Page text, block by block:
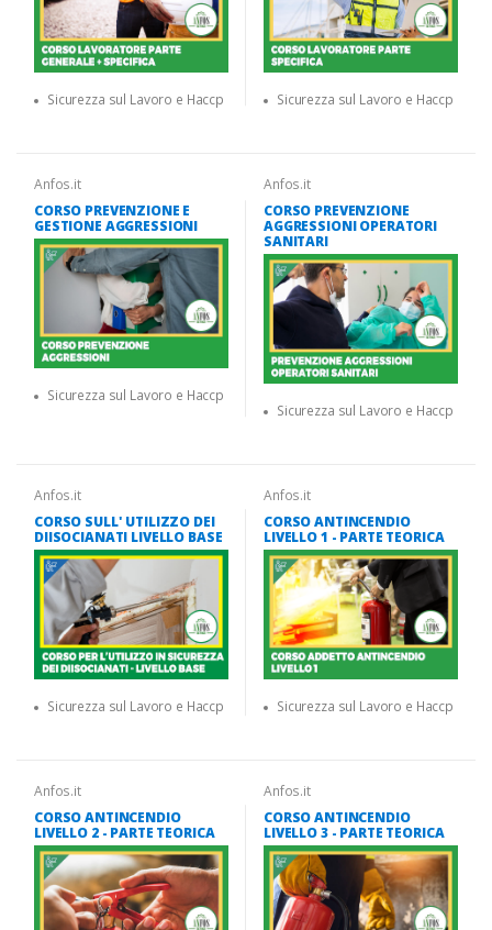
Sicurezza sul Lavoro e Haccp Sicurezza sul Lavoro e Haccp
Anfos.it
CORSO PREVENZIONE E
GESTIONE AGGRESSIONI
Sicurezza sul Lavoro e Haccp
Anfos.it
CORSO PREVENZIONE
AGGRESSIONI OPERATORI
SANITARI
Sicurezza sul Lavoro e Haccp
Anfos.it
CORSO SULL' UTILIZZO DEI
DIISOCIANATI LIVELLO BASE
Sicurezza sul Lavoro e Haccp
Anfos.it
CORSO ANTINCENDIO
LIVELLO 1 - PARTE TEORICA
Sicurezza sul Lavoro e Haccp
Anfos.it
CORSO ANTINCENDIO
LIVELLO 2 - PARTE TEORICA
Anfos.it
CORSO ANTINCENDIO
LIVELLO 3 - PARTE TEORICA